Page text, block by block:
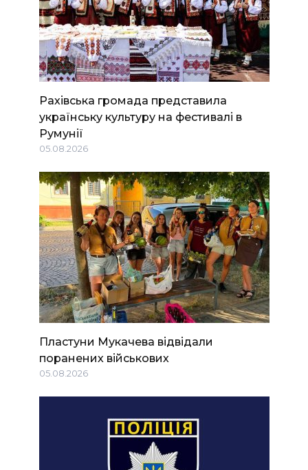
Рахівська громада представила
українську культуру на фестивалі в
Румунії
05.08.2026
Пластуни Мукачева відвідали
поранених військових
05.08.2026